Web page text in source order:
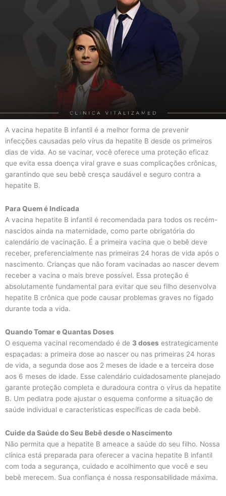
A vacina hepatite B infantil é a melhor forma de prevenir
infecções causadas pelo vírus da hepatite B desde os primeiros
dias de vida. Ao se vacinar, você oferece uma proteção eficaz
que evita essa doença viral grave e suas complicações crônicas,
garantindo que seu bebê cresça saudável e seguro contra a
hepatite B.
Para Quem é Indicada
A vacina hepatite B infantil é recomendada para todos os recém-
nascidos ainda na maternidade, como parte obrigatória do
calendário de vacinação. É a primeira vacina que o bebê deve
receber, preferencialmente nas primeiras 24 horas de vida após o
nascimento. Crianças que não foram vacinadas ao nascer devem
receber a vacina o mais breve possível. Essa proteção é
absolutamente fundamental para evitar que seu filho desenvolva
hepatite B crônica que pode causar problemas graves no fígado
durante toda a vida.
Quando Tomar e Quantas Doses
O esquema vacinal recomendado é de 3 doses estrategicamente
espaçadas: a primeira dose ao nascer ou nas primeiras 24 horas
de vida, a segunda dose aos 2 meses de idade e a terceira dose
aos 6 meses de idade. Esse calendário cuidadosamente planejado
garante proteção completa e duradoura contra o vírus da hepatite
B. Um pediatra pode ajustar o esquema conforme a situação de
saúde individual e características específicas de cada bebê.
Cuide da Saúde do Seu Bebê desde o Nascimento
Não permita que a hepatite B ameace a saúde do seu filho. Nossa
clínica está preparada para oferecer a vacina hepatite B infantil
com toda a segurança, cuidado e acolhimento que você e seu
bebê merecem. Sua confiança é nossa responsabilidade máxima.